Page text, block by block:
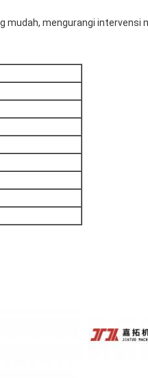
mudah, mengurangi intervensi